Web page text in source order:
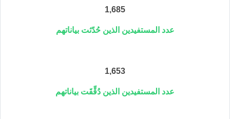
1,685
عدد المستفيدين الذين حُدّثت بياناتهم
1,653
عدد المستفيدين الذين دُقِّقَت بياناتهم